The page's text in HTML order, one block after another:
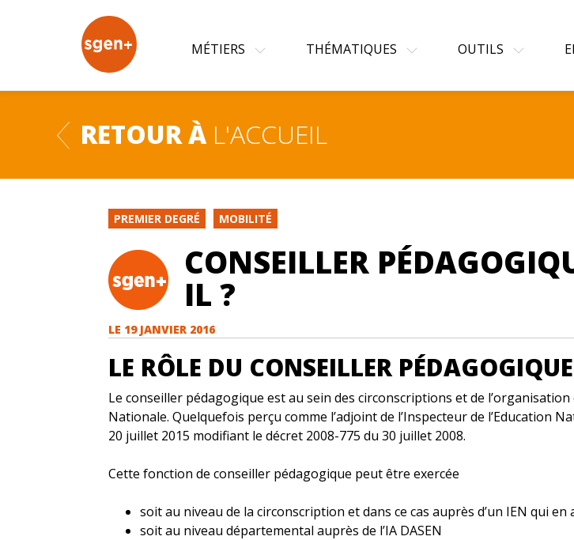
+ MÉTIERS THÉMATIQUES OUTILS
RETOUR À L'ACCUEIL
PREMIER DEGRÉ MOBILITÉ
CONSEILLER
IL ?
LE 19 JANVIER 2016
LE RÔLE DU CONSEILLER
Le conseiller pédagogique est au sein des circonscriptions et de
Nationale. Quelquefois perçu comme l’adjoint de l’Inspecteur de l’Education
20 juillet 2015 modifiant le décret 2008-775 du 30 juillet 2008.
Cette fonction de conseiller pédagogique peut être exercée
soit au niveau de la circonscription et dans ce cas auprès d’un IEN qui en
soit au niveau départemental auprès de l’IA DASEN